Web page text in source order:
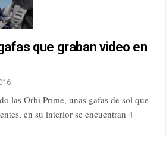
que graban video en
las Orbi Prime, unas gafas de sol que
en su interior se encuentran 4